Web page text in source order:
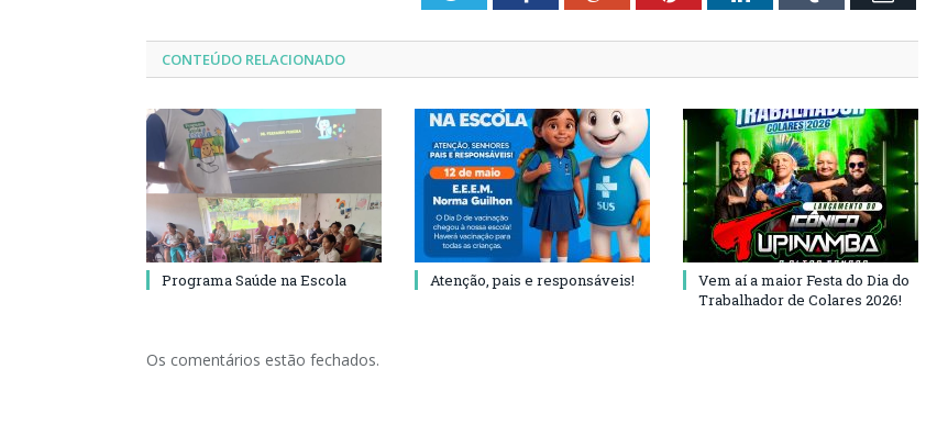
CONTEÚDO RELACIONADO
Programa Saúde na Escola Atenção, pais e responsáveis!
Vem aí a maior Festa do Dia do
Trabalhador de Colares 2026!
Os comentários estão fechados.